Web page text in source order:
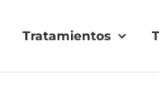
Tratamientos